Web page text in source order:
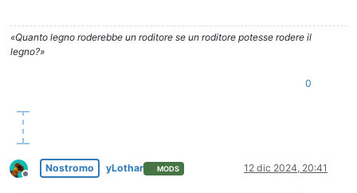
«Quanto legno roderebbe un roditore se un roditore potesse rodere il
legno?»
0
Non in linea
Nostromo yLothar MODS 12 dic 2024, 20:41